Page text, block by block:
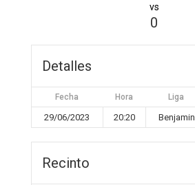
vs
0
Detalles
Fecha Hora Liga
29/06/2023 20:20 Benjamin
Recinto